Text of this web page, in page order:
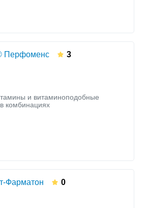
Перфоменс 3
и витаминоподобные
комбинациях
Фарматон 0